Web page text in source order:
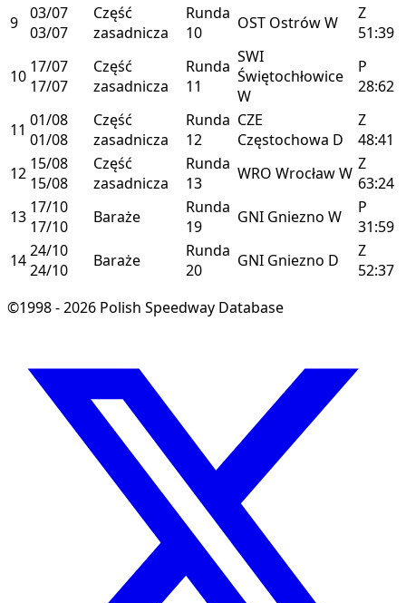
9 03/07
03/07
Część
zasadnicza
Runda
10
OST OstrówW
Z
51:39
10 17/07
17/07
Część
zasadnicza
Runda
11
SWI
Świętochłowice
W
P
28:62
11 01/08
01/08
Część
zasadnicza
Runda
12
CZE
Częstochowa D
Z
48:41
12 15/08
15/08
Część
zasadnicza
Runda
13
WRO WrocławW Z
63:24
13 17/10
17/10
Baraże
Runda
19
GNI Gniezno W
P
31:59
1424/10
24/10
Baraże
Runda
20
GNI Gniezno D
Z
52:37
©1998 - 2026 Polish Speedway Database